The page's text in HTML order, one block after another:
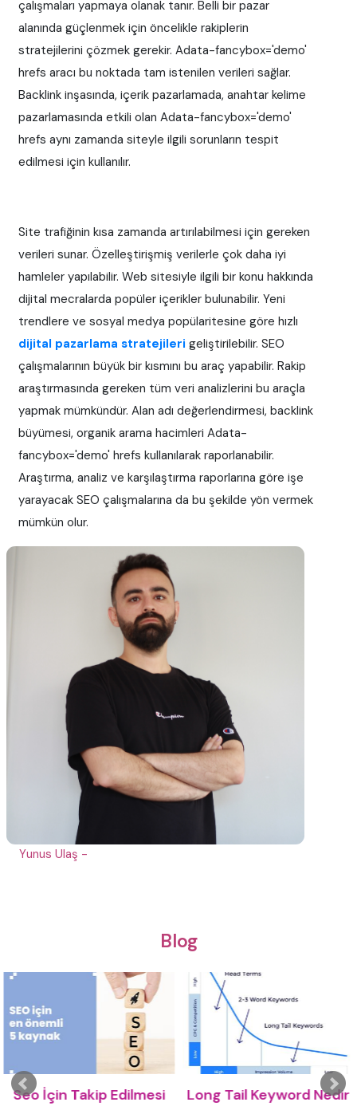
çalışmaları yapmaya olanak tanır. Belli bir pazar
alanında güçlenmek için öncelikle rakiplerin
stratejilerini çözmek gerekir. Adata-fancybox='demo'
hrefs aracı bu noktada tam istenilen verileri sağlar.
Backlink inşasında, içerik pazarlamada, anahtar kelime
pazarlamasında etkili olan Adata-fancybox='demo'
hrefs aynı zamanda siteyle ilgili sorunların tespit
edilmesi için kullanılır.
Site trafiğinin kısa zamanda artırılabilmesi için gereken
verileri sunar. Özelleştirişmiş verilerle çok daha iyi
hamleler yapılabilir. Web sitesiyle ilgili bir konu hakkında
dijital mecralarda popüler içerikler bulunabilir. Yeni
trendlere ve sosyal medya popülaritesine göre hızlı
dijital pazarlama stratejileri geliştirilebilir. SEO
çalışmalarının büyük bir kısmını bu araç yapabilir. Rakip
araştırmasında gereken tüm veri analizlerini bu araçla
yapmak mümkündür. Alan adı değerlendirmesi, backlink
büyümesi, organik arama hacimleri Adata-
fancybox='demo' hrefs kullanılarak raporlanabilir.
Araştırma, analiz ve karşılaştırma raporlarına göre işe
yarayacak SEO çalışmalarına da bu şekilde yön vermek
mümkün olur.
Yunus Ulaş -
Blog
Seo İçin Takip Edilmesi
Long Tail Keyword Nedir